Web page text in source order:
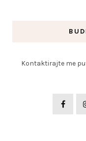
Kontaktirajte me